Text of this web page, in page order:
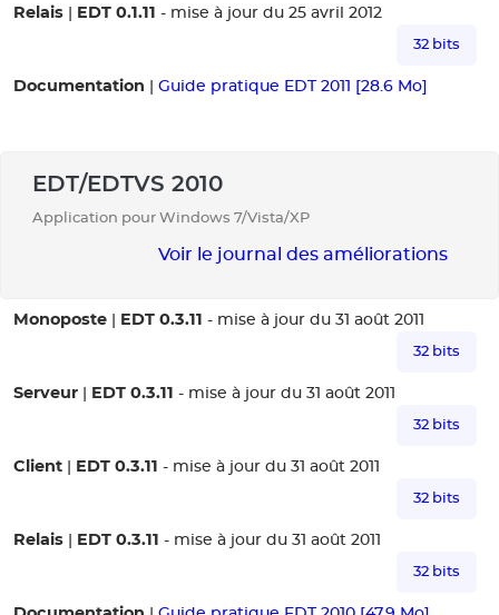
Relais EDT 0.1.11 - mise à jour du 25 avril 2012
32 bits
Documentation Guide pratique EDT 2011 [28.6 Mo]
EDT/EDTVS 2010
Application pour Windows 7/Vista/XP
Voir le journal des améliorations
Monoposte | EDT 0.3.11 - mise à jour du 31 août 2011
32 bits
Serveur | EDT 0.3.11 - mise à jour du 31 août 2011
32 bits
Client | EDT 0.3.11 - mise à jour du 31 août 2011
32 bits
Relais | EDT 0.3.11 - mise à jour du 31 août 2011
32 bits